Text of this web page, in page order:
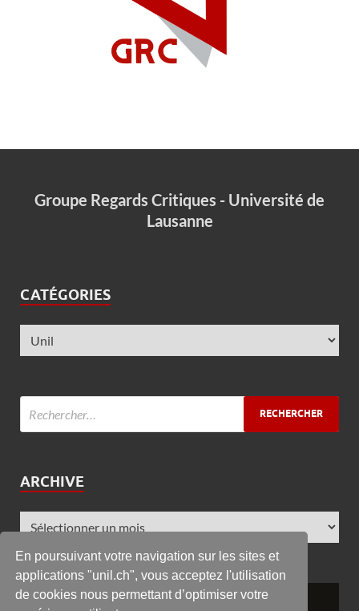
En poursuivant votre navigation sur les sites et
applications "unil.ch", vous acceptez l'utilisation
de cookies nous permettant d’optimiser votre
Groupe Regards Critiques - Université de
Lausanne
CATÉGORIES
ARCHIVE